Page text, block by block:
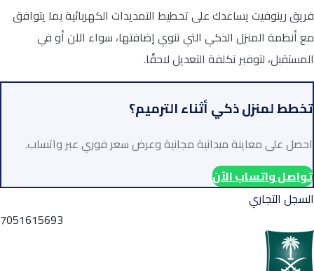
فريق رينوفيت يساعدك على تخطيط التمديدات الكهربائية بما يتوافق
مع أنظمة المنزل الذكي التي تنوي إضافتها، سواء الآن أو في
المستقبل، لتوفير تكلفة التعديل لاحقًا.
تخطط لمنزل ذكي أثناء الترميم؟
احصل على معاينة ميدانية مجانية وعرض سعر فوري عبر واتساب.
تواصل واتساب الآن
السجل التجاري
7051615693